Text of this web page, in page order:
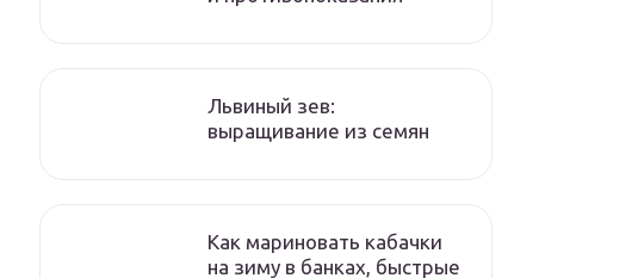
Львиный зев:
выращивание из семян
Как мариновать кабачки
на зиму в банках, быстрые